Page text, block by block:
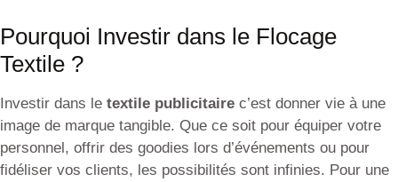
Pourquoi Investir dans le Flocage
Textile ?
Investir dans le textile publicitaire c’est donner vie à une
image de marque tangible. Que ce soit pour équiper votre
personnel, offrir des goodies lors d’événements ou pour
fidéliser vos clients, les possibilités sont infinies. Pour une